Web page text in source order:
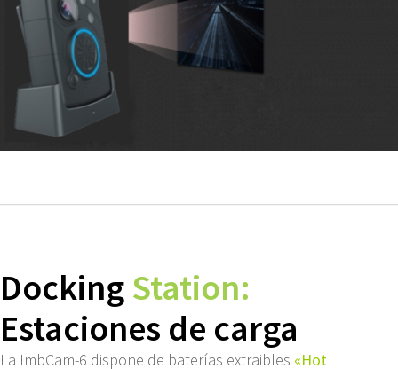
Docking Station:
Estaciones de carga
La ImbCam-6 dispone de baterías extraibles «Hot